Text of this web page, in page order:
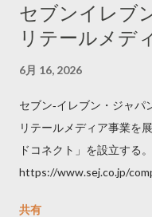
セブンイレブ
リテールメデ
6月 16, 2026
セブン‐イレブン・ジャパ
リテールメディア事業を
ドコネクト」を設立する。
https://www.sej.co.jp/
共有